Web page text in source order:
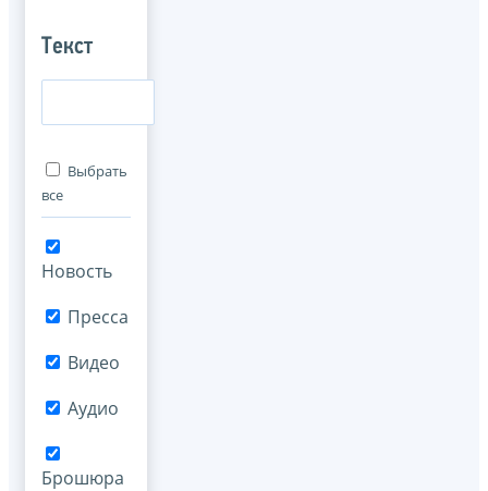
Текст
Выбрать
все
Новость
Пресса
Видео
Аудио
Брошюра